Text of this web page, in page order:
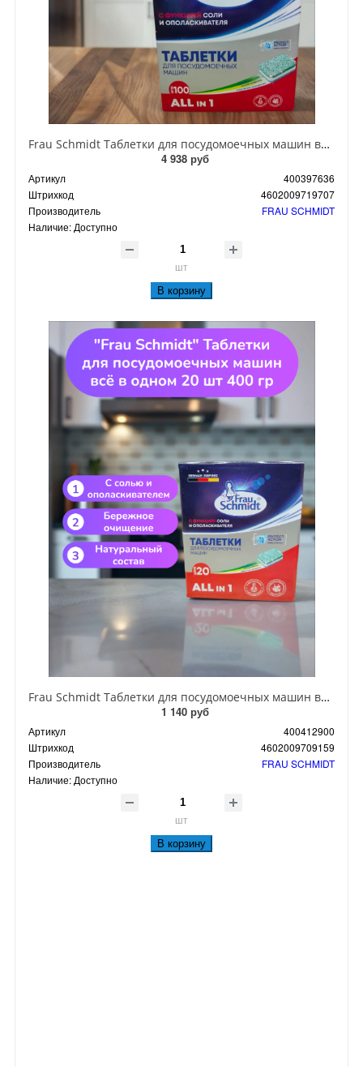
Frau Schmidt Таблетки для посудомоечных машин всё в одном 100 шт 2000 гр
4 938 руб
Артикул
400397636
Штрихкод
4602009719707
Производитель
FRAU SCHMIDT
Наличие: Доступно
шт
В корзину
Frau Schmidt Таблетки для посудомоечных машин всё в одном 20 шт 400 гр
1 140 руб
Артикул
400412900
Штрихкод
4602009709159
Производитель
FRAU SCHMIDT
Наличие: Доступно
шт
В корзину